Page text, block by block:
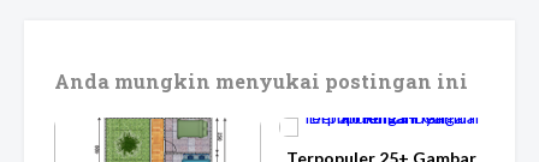
Anda mungkin menyukai postingan ini
Terpopuler 25+ Gambar